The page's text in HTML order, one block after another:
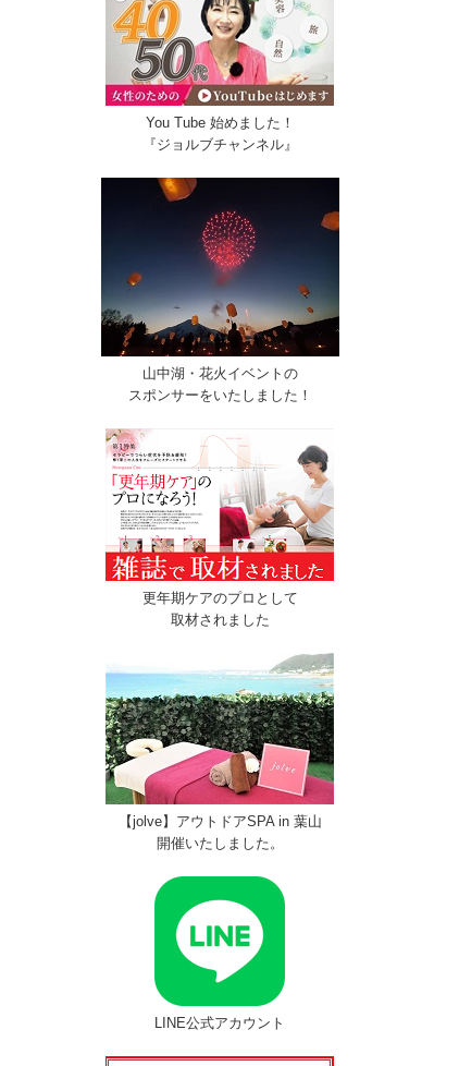
You Tube 始めました！
『ジョルブチャンネル』
山中湖・花火イベントの
スポンサーをいたしました！
更年期ケアのプロとして
取材されました
【jolve】アウトドアSPA in 葉山
開催いたしました。
LINE公式アカウント